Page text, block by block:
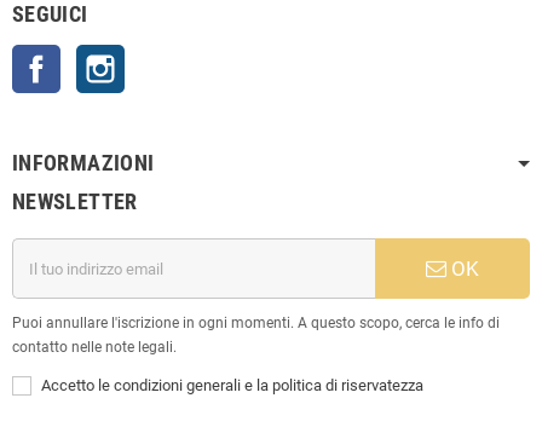
SEGUICI
Facebook
INFORMAZIONI
NEWSLETTER
OK
Puoi annullare l'iscrizione in ogni momenti. A questo scopo, cerca le info di
contatto nelle note legali.
Accetto le condizioni generali e la politica di riservatezza